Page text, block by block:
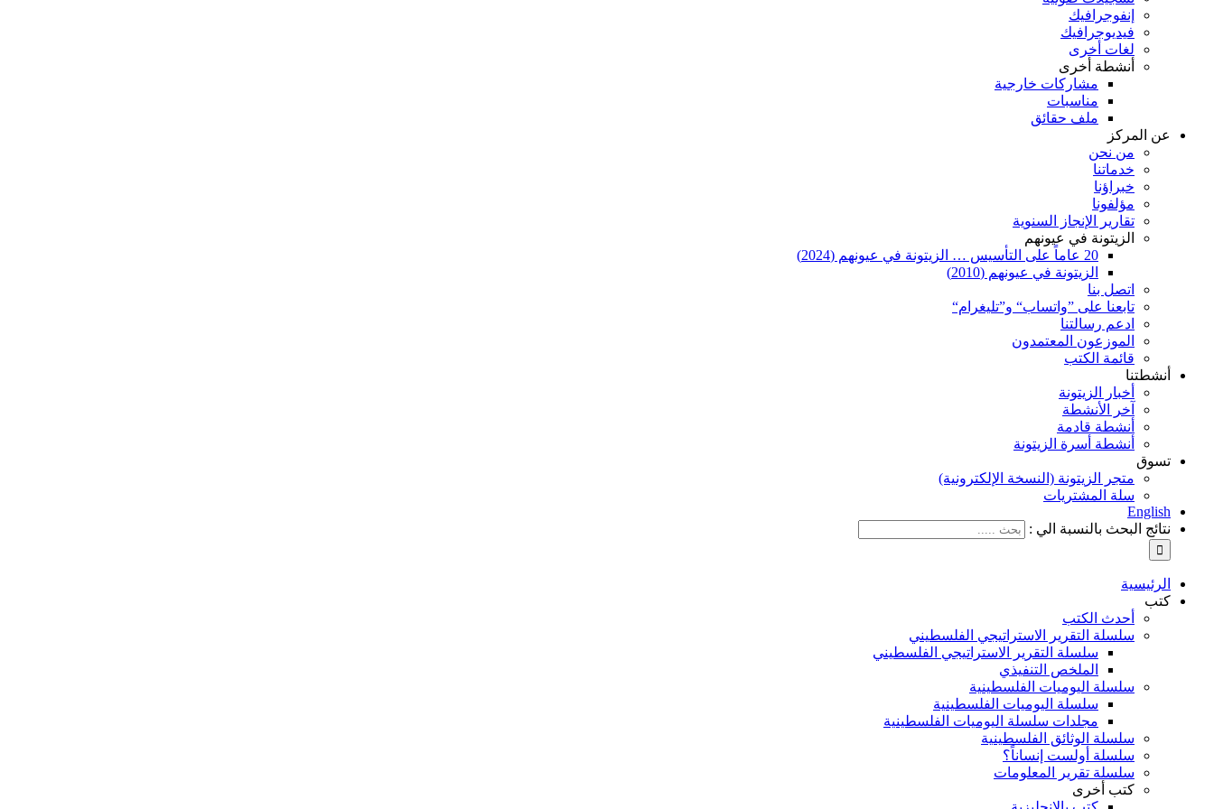
إنفوجرافيك
فيديوجرافيك
لغات أخرى
أنشطة أخرى
مشاركات خارجية
مناسبات
ملف حقائق
عن المركز
من نحن
خدماتنا
خبراؤنا
مؤلفونا
تقارير الإنجاز السنوية
الزيتونة في عيونهم
20 عاماً على التأسيس … الزيتونة في عيونهم (2024)
الزيتونة في عيونهم (2010)
اتصل بنا
تابعنا على ”واتساب“ و”تليغرام“
ادعم رسالتنا
الموزعون المعتمدون
قائمة الكتب
أنشطتنا
أخبار الزيتونة
آخر الأنشطة
أنشطة قادمة
أنشطة أسرة الزيتونة
تسوق
متجر الزيتونة (النسخة الإلكترونية)
سلة المشتريات
English
نتائج البحث بالنسبة الي :
الرئيسية
كتب
أحدث الكتب
سلسلة التقرير الاستراتيجي الفلسطيني
سلسلة التقرير الاستراتيجي الفلسطيني
الملخص التنفيذي
سلسلة اليوميات الفلسطينية
سلسلة اليوميات الفلسطينية
مجلدات سلسلة اليوميات الفلسطينية
سلسلة الوثائق الفلسطينية
سلسلة أولست إنساناً؟
سلسلة تقرير المعلومات
كتب أخرى